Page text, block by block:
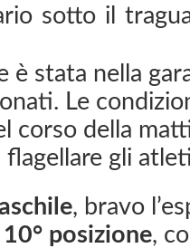
sotto il
è stata nella
Le
corso della
flagellare gli
, bravo
10° posizione,